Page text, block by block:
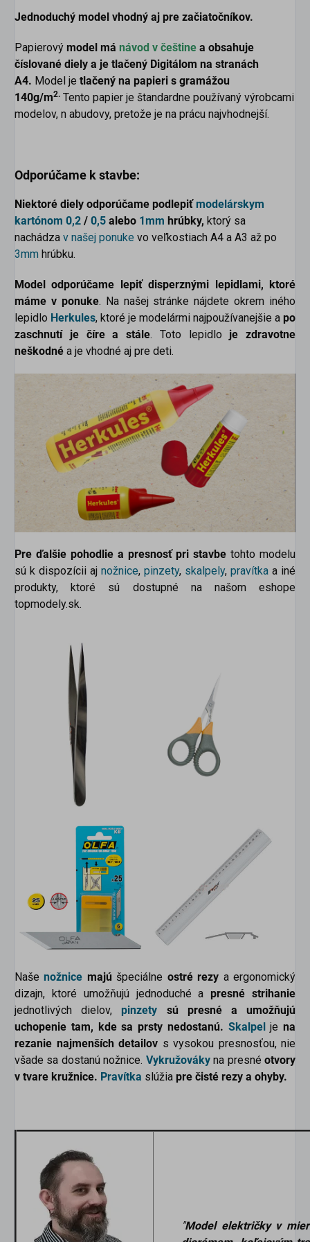
Jednoduchý model vhodný aj pre začiatočníkov.
Papierový model má návod v češtine a obsahuje
číslované diely a je tlačený Digitálom na stranách
A4. Model je tlačený na papieri s gramážou
140g/m2. Tento papier je štandardne používaný výrobcami
modelov, n abudovy, pretože je na prácu najvhodnejší.
Odporúčame k stavbe:
Niektoré diely odporúčame podlepiť modelárskym
kartónom 0,2 / 0,5 alebo 1mm hrúbky, ktorý sa
nachádza v našej ponuke vo veľkostiach A4 a A3 až po
3mm hrúbku.
Model odporúčame lepiť disperznými lepidlami, ktoré
máme v ponuke. Na našej stránke nájdete okrem iného
lepidlo Herkules, ktoré je modelármi najpoužívanejšie a po
zaschnutí je číre a stále. Toto lepidlo je zdravotne
neškodné a je vhodné aj pre deti.
Pre ďalšie pohodlie a presnosť pri stavbe tohto modelu
sú k dispozícii aj nožnice, pinzety, skalpely, pravítka a iné
produkty, ktoré sú dostupné na našom eshope
topmodely.sk.
Našenožnice majú špeciálne ostré rezy a ergonomický
dizajn, ktoré umožňujú jednoduché a presné strihanie
jednotlivých dielov, pinzety sú presné a umožňujú
uchopenie tam, kde sa prsty nedostanú. Skalpelje na
rezanie najmenších detailov s vysokou presnosťou, nie
všade sa dostanú nožnice. Vykružováky na presnéotvory
v tvare kružnice. Pravítka slúžia pre čisté rezy a ohyby.
"Model električky v